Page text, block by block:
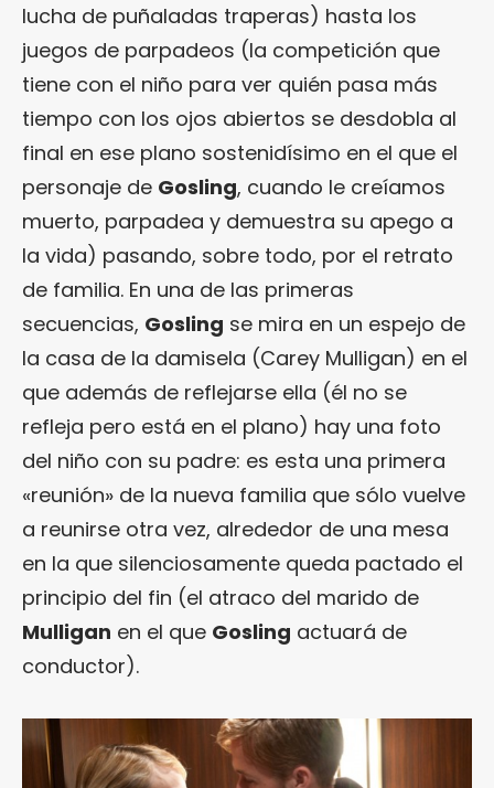
lucha de puñaladas traperas) hasta los
juegos de parpadeos (la competición que
tiene con el niño para ver quién pasa más
tiempo con los ojos abiertos se desdobla al
final en ese plano sostenidísimo en el que el
personaje de Gosling, cuando le creíamos
muerto, parpadea y demuestra su apego a
la vida) pasando, sobre todo, por el retrato
de familia. En una de las primeras
secuencias, Gosling se mira en un espejo de
la casa de la damisela (Carey Mulligan) en el
que además de reflejarse ella (él no se
refleja pero está en el plano) hay una foto
del niño con su padre: es esta una primera
«reunión» de la nueva familia que sólo vuelve
a reunirse otra vez, alrededor de una mesa
en la que silenciosamente queda pactado el
principio del fin (el atraco del marido de
Mulligan en el que Gosling actuará de
conductor).